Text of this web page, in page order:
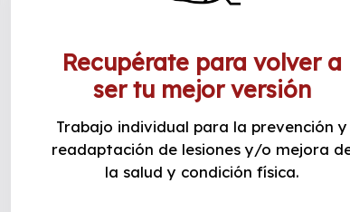
Recupérate para volver a
ser tu mejor versión
Trabajo individual para la prevención y
readaptación de lesiones y/o mejora
la salud y condición física.